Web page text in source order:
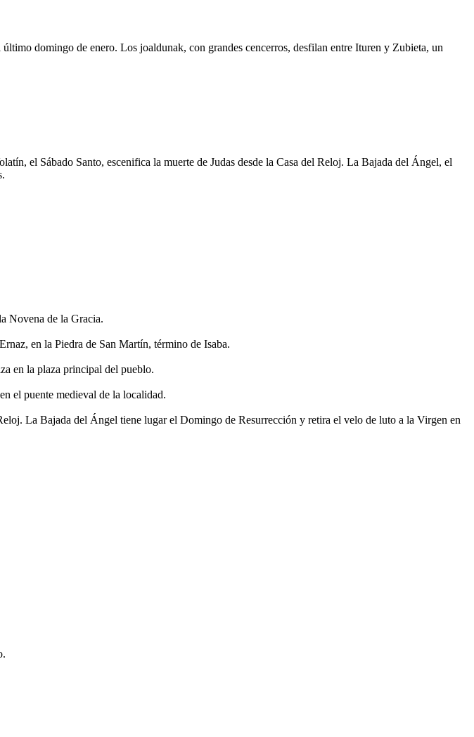
domingo de enero. Los joaldunak, con grandes cencerros, desfilan entre Ituren y Zubieta, un
el Sábado Santo, escenifica la muerte de Judas desde la Casa del Reloj. La Bajada del Ángel, el
Novena de la Gracia.
en la Piedra de San Martín, término de Isaba.
en la plaza principal del pueblo.
el puente medieval de la localidad.
La Bajada del Ángel tiene lugar el Domingo de Resurrección y retira el velo de luto a la Virgen en